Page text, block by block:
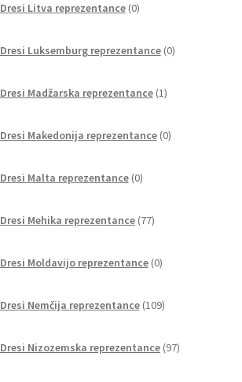
Dresi Litva reprezentance 0izdelkov
Dresi Luksemburg reprezentance 0izdelkov
Dresi Madžarska reprezentance 1izdelek
Dresi Makedonija reprezentance 0izdelkov
Dresi Malta reprezentance 0izdelkov
Dresi Mehika reprezentance 77izdelkov
Dresi Moldavijo reprezentance 0izdelkov
Dresi Nemčija reprezentance 109izdelkov
Dresi Nizozemska reprezentance 97izdelkov